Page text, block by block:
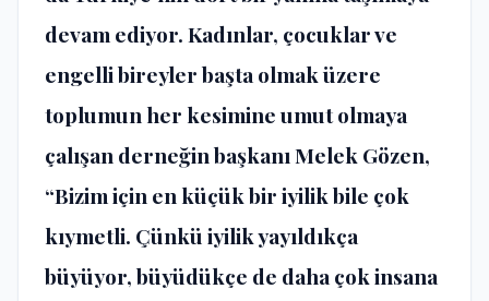
devam ediyor. Kadınlar, çocuklar ve
engelli bireyler başta olmak üzere
toplumun her kesimine umut olmaya
çalışan derneğin başkanı Melek Gözen,
“Bizim için en küçük bir iyilik bile çok
kıymetli. Çünkü iyilik yayıldıkça
büyüyor, büyüdükçe de daha çok insana